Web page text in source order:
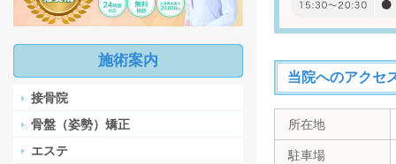
当院へのアクセ
所在地
駐車場
施術案内
接骨院
骨盤（姿勢）矯正
エステ